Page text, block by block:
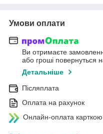
Умови оплати
Ви отримаєте
або гроші повернуться
Детальніше
Післяплата
Оплата на рахунок
Онлайн-оплата